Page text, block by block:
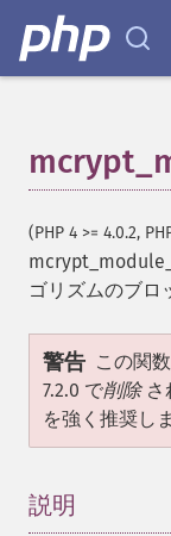
(PHP 4 >= 4.0.2,
ゴリズムのブロ
警告 この関
7.2.0 で削除さ
を強く推奨し
説明